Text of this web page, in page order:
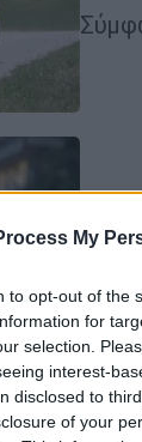
My
to opt-out of the
for
selection.
interest-
disclosed to
of your